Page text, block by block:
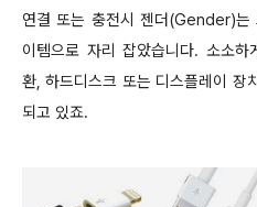
연결 또는 충전시 젠더(Gender)는
이템으로 자리 잡았습니다. 소소하
환, 하드디스크 또는 디스플레이 장
되고 있죠.